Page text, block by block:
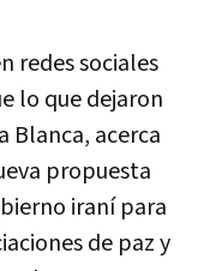
redes sociales
lo que dejaron
Blanca, acerca
propuesta
iraní para
de paz y